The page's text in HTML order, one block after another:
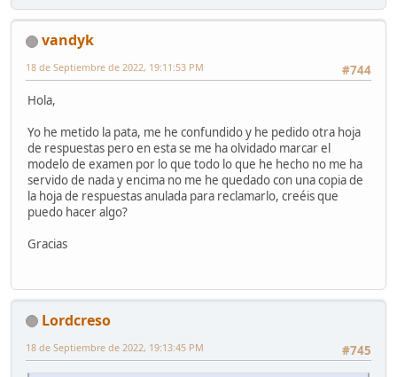
vandyk
#744
18 de Septiembre de 2022, 19:11:53 PM
Hola,
Yo he metido la pata, me he confundido y he pedido otra hoja
de respuestas pero en esta se me ha olvidado marcar el
modelo de examen por lo que todo lo que he hecho no me ha
servido de nada y encima no me he quedado con una copia de
la hoja de respuestas anulada para reclamarlo, creéis que
puedo hacer algo?
Gracias
Lordcreso
#745
18 de Septiembre de 2022, 19:13:45 PM